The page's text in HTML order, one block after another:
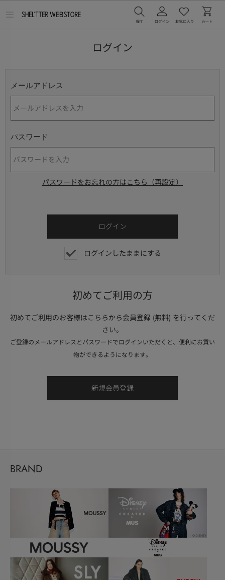
ログイン
メールアドレス
パスワード
パスワードをお忘れの方はこちら（再設定）
ログインしたままにする
初めてご利用の方
初めてご利用のお客様はこちらから会員登録 (無料) を行ってくだ
さい。
ご登録のメールアドレスとパスワードでログインいただくと、便利にお買い
物ができるようになります。
BRAND